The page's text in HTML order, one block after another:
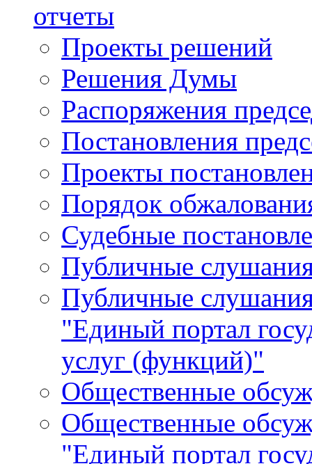
отчеты
Проекты решений
Решения Думы
Распоряжения
Постановления
Проекты
Порядок
Судебные
Публичные
Публичные
"Единый портал
услуг (функций)"
Общественные
Общественные
"Единый портал